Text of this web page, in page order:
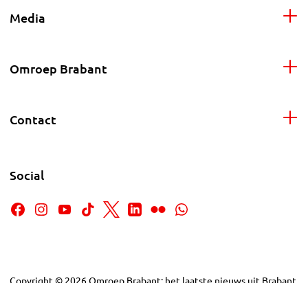
Media
Omroep Brabant
Contact
Social
Copyright © 2026Omroep Brabant: het laatste nieuws uit Brabant,